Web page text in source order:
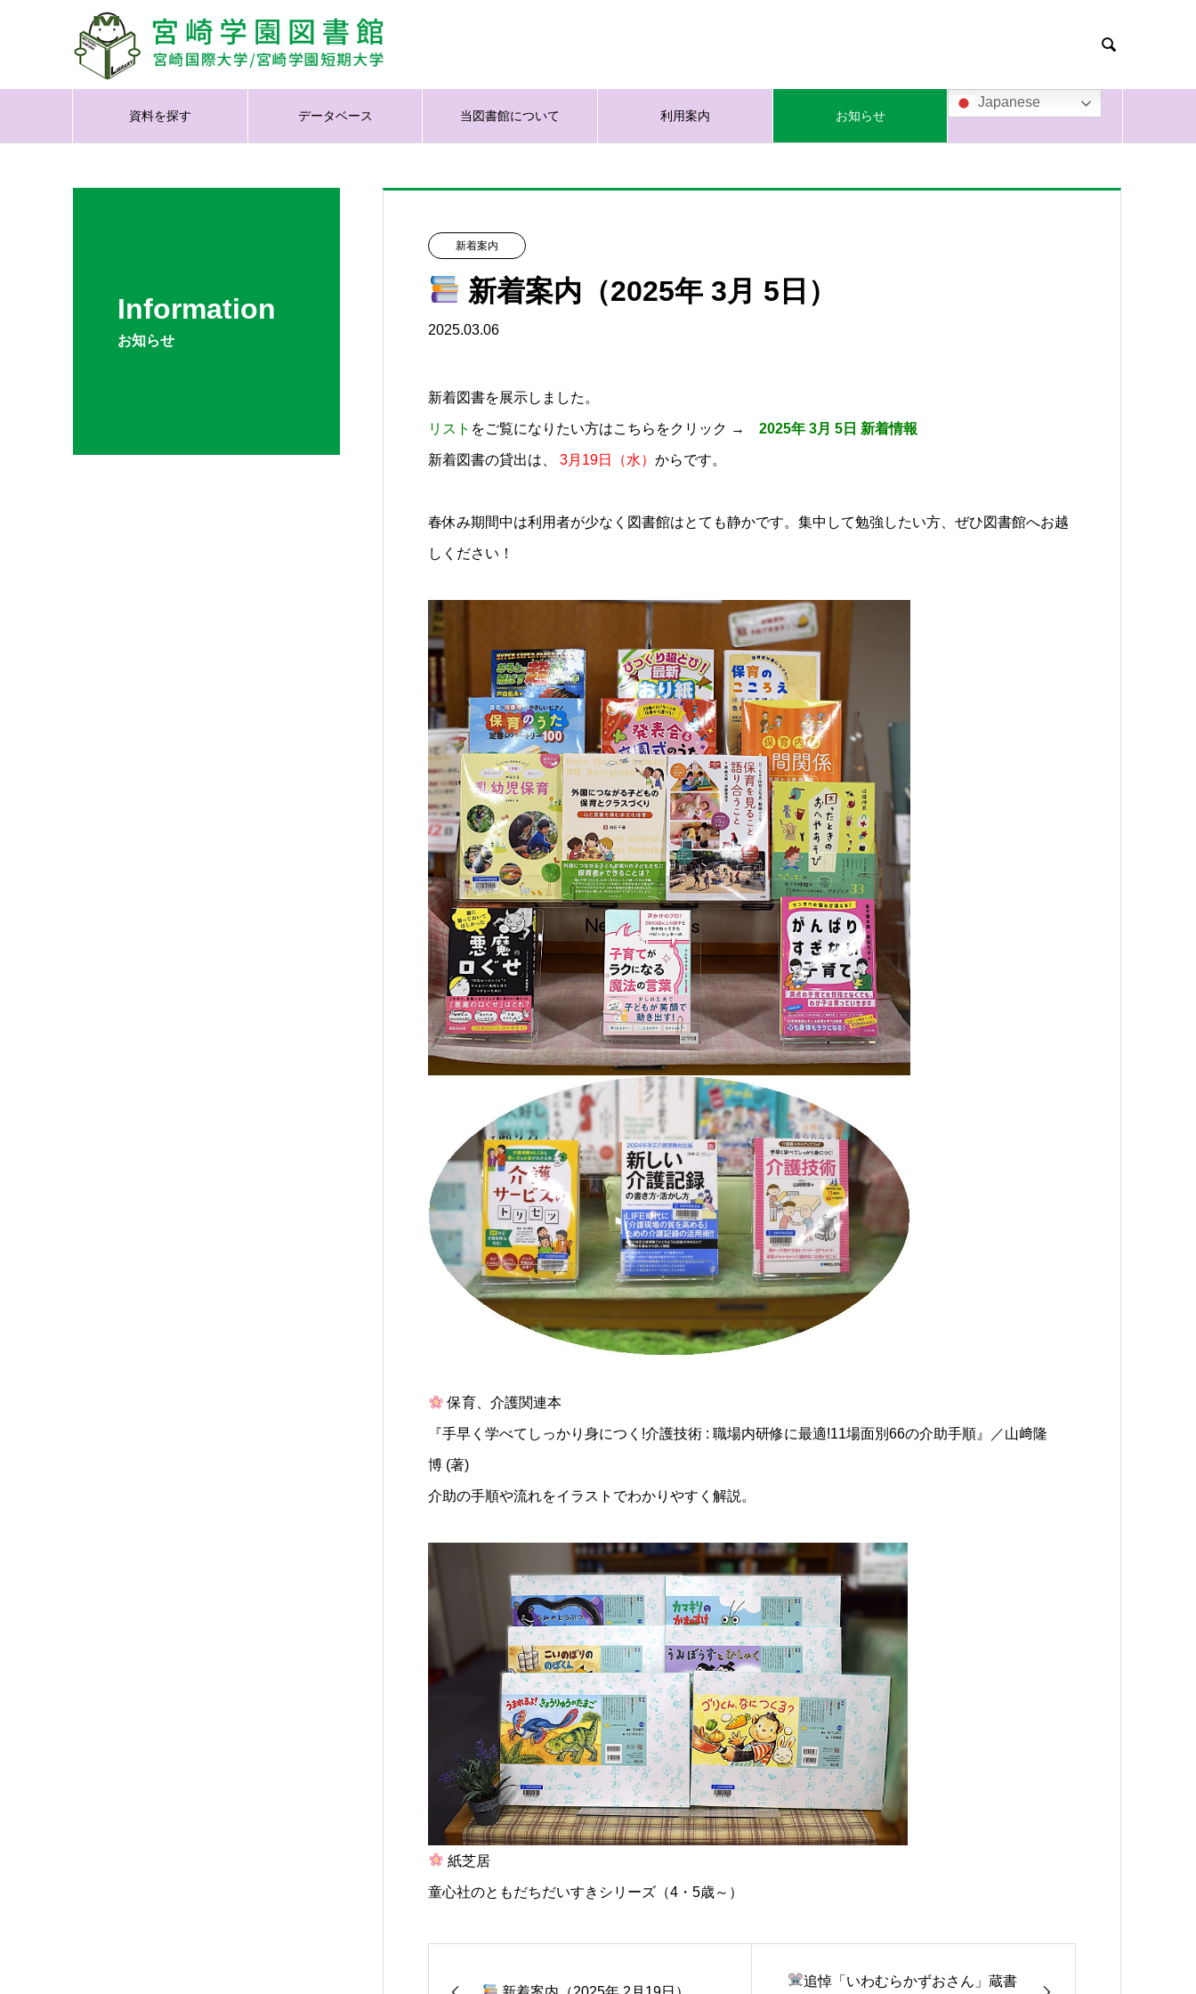

資料を探す データベース 当図書館について 利用案内 お知らせ
Japanese
Information
お知らせ
新着案内
新着案内（2025年 3月 5日）
2025.03.06
新着図書を展示しました。
リスト をご覧になりたい方はこちらをクリック → 2025年 3月 5日 新着情報
新着図書の貸出は、 3月19日（水） からです。
春休み期間中は利用者が少なく図書館はとても静かです。集中して勉強したい方、ぜひ図書館へお越
しください！
保育、介護関連本
『手早く学べてしっかり身につく!介護技術 : 職場内研修に最適!11場面別66の介助手順』／山﨑隆
博 (著)
介助の手順や流れをイラストでわかりやすく解説。
紙芝居
童心社のともだちだいすきシリーズ（4・5歳～）
追悼「いわむらかずおさん」蔵書